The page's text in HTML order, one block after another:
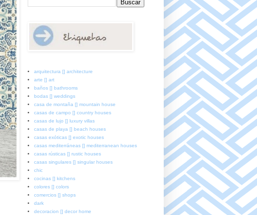
arquitectura [] architecture
arte [] art
baños [] bathrooms
bodas [] weddings
casa de montaña [] mountain house
casas de campo [] country houses
casas de lujo [] luxury villas
casas de playa [] beach houses
casas exóticas [] exotic houses
casas mediterráneas [] mediterranean houses
casas rústicas [] rustic houses
casas singulares [] singular houses
chic
cocinas [] kitchens
colores [] colors
comercios [] shops
dark
decoracion [] decor home